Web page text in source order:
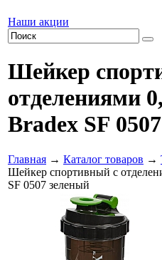
Наши акции
Шейкер
отделениями
Bradex SF
Главная → Каталог товаров →
Шейкер спортивный с
SF 0507 зеленый